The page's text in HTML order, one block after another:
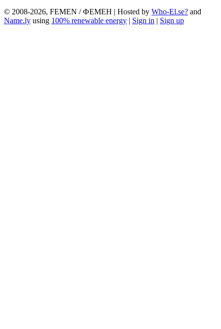
© 2008-2026, FEMEN / ФЕМЕН | Hosted by Who-El.se? and
Name.ly using 100% renewable energy | Sign in | Sign up